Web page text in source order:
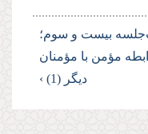
جلسه بیست و سوم؛
مؤمن با مؤمنان
دیگر (1) ›